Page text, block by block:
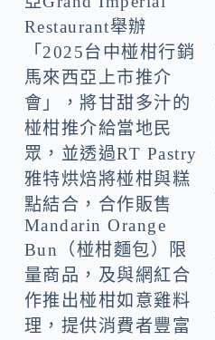
Restaurant舉辦
「2025台中椪柑行銷
馬來西亞上市推介
會」，將甘甜多汁的
椪柑推介給當地民
眾，並透過RT Pastry
雅特烘焙將椪柑與糕
點結合，合作販售
Mandarin Orange
Bun（椪柑麵包）限
量商品，及與網紅合
作推出椪柑如意雞料
理，提供消費者豐富